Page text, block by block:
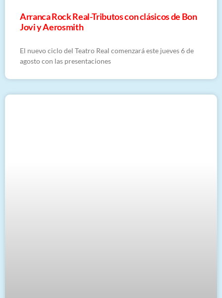
Arranca Rock Real-Tributos con clásicos de Bon
Jovi y Aerosmith
El nuevo ciclo del Teatro Real comenzará este jueves 6 de
agosto con las presentaciones